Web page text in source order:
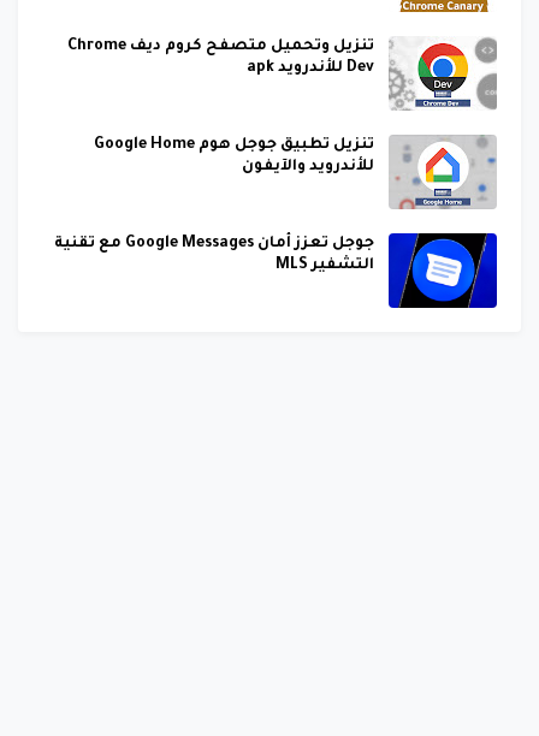
تنزيل وتحميل متصفح كروم ديف Chrome
Dev للأندرويد apk
تنزيل تطبيق جوجل هوم Google Home
للأندرويد والآيفون
جوجل تعزز أمان Google Messages مع تقنية
التشفير MLS